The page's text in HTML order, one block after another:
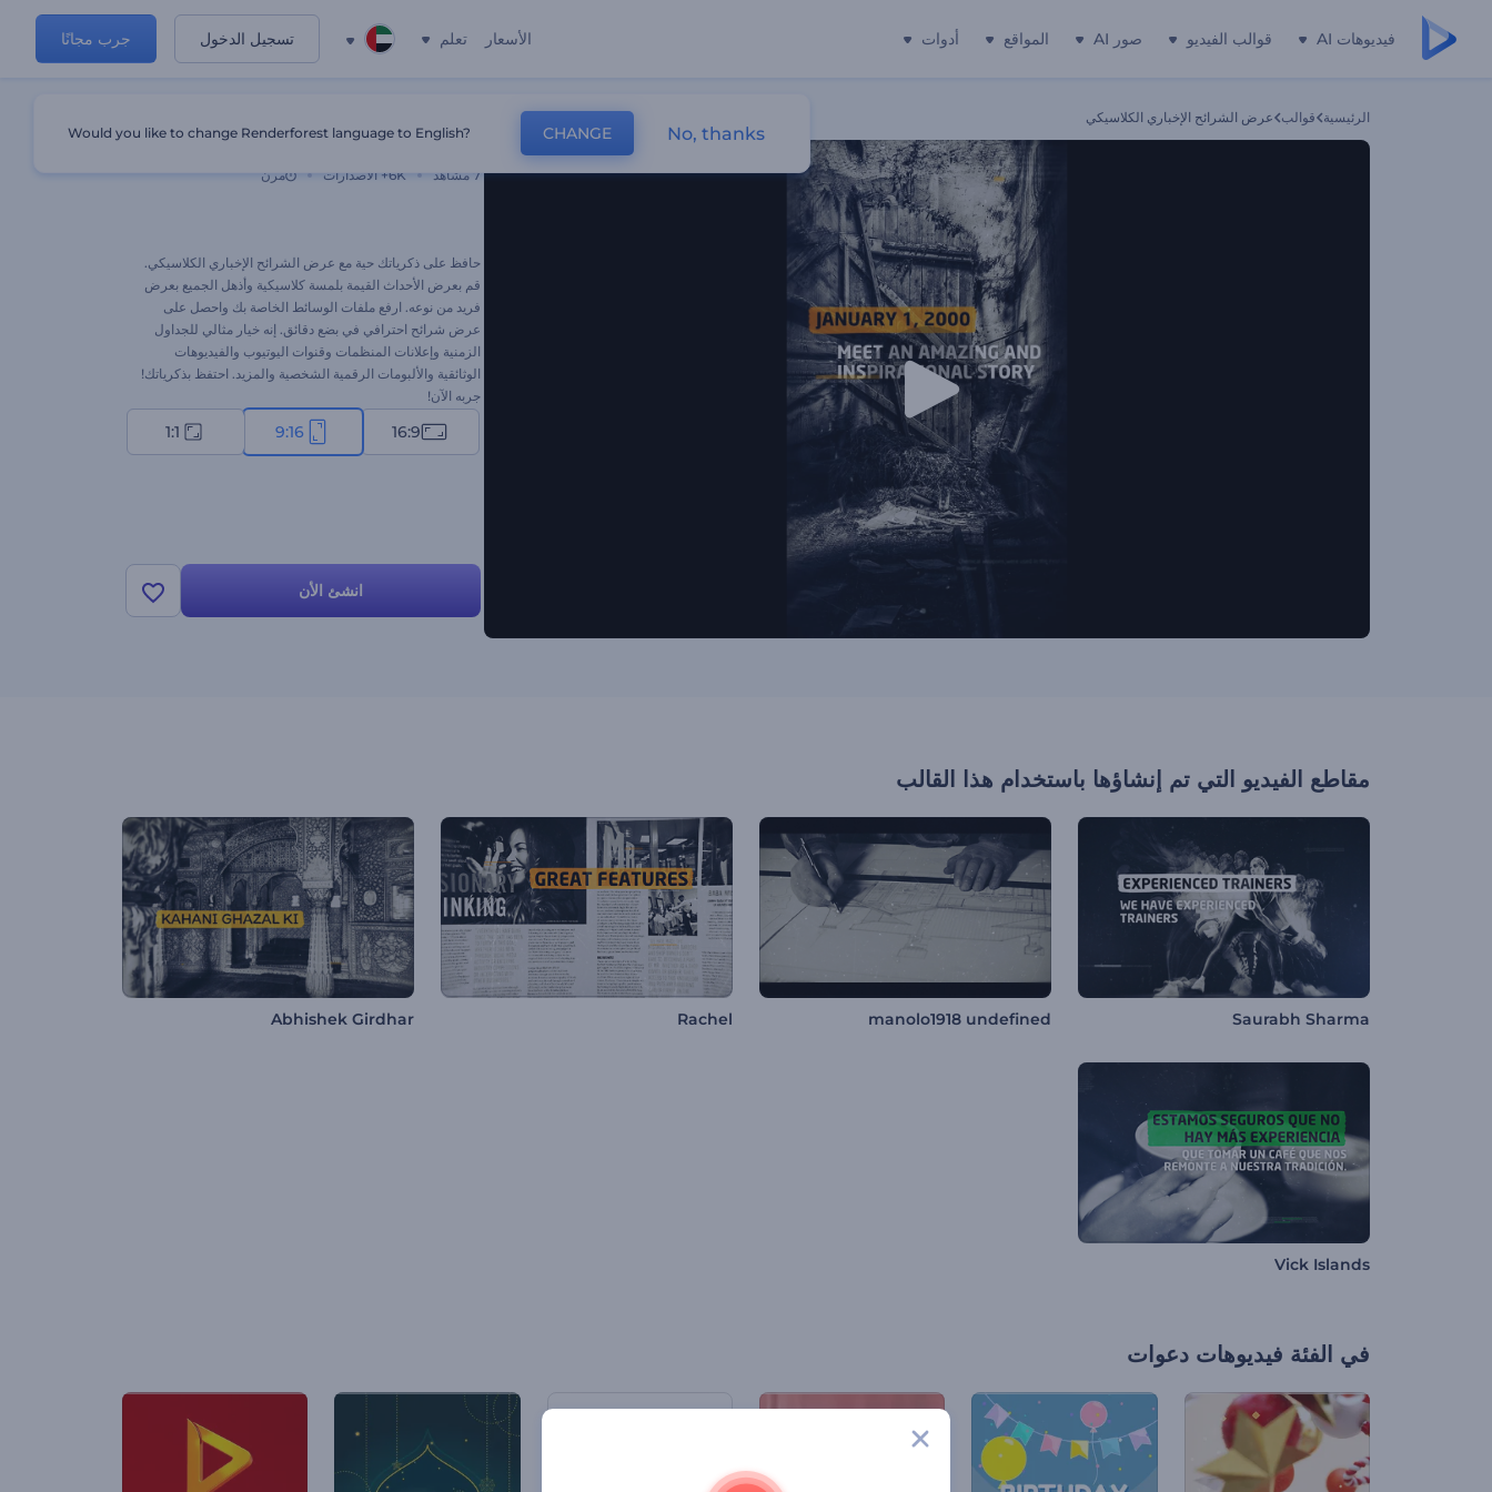
فيديوهات AI قوالب الفيديو صور AI المواقع أدوات الأسعار تعلم تسجيل الدخول جرب مجانًا
الرئيسية قوالب عرض الشرائح الإخباري الكلاسيكي
7 مشاهد 6K+ الاصدارات مرن
حافظ على ذكرياتك حية مع عرض الشرائح الإخباري الكلاسيكي.
قم بعرض الأحداث القيمة بلمسة كلاسيكية وأذهل الجميع بعرض
فريد من نوعه. ارفع ملفات الوسائط الخاصة بك واحصل على
عرض شرائح احترافي في بضع دقائق. إنه خيار مثالي للجداول
الزمنية وإعلانات المنظمات وقنوات اليوتيوب والفيديوهات
الوثائقية والألبومات الرقمية الشخصية والمزيد. احتفظ بذكرياتك!
جربه الآن!
16:9
9:16
1:1
انشئ الأن
مقاطع الفيديو التي تم إنشاؤها باستخدام هذا القالب
Saurabh Sharma
manolo1918 undefined
Rachel
Abhishek Girdhar
Vick Islands
في الفئة فيديوهات دعوات
Would you like to change Renderforest language to English? CHANGE No, thanks